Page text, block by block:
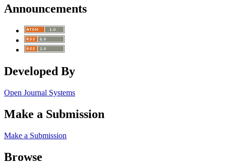
Announcements
Developed By
Open Journal Systems
Make a Submission
Make a Submission
Browse